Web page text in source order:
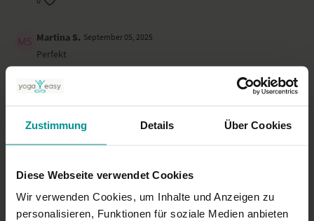
Zustimmung Details Über Cookies
Diese Webseite verwendet Cookies
Wir verwenden Cookies, um Inhalte und Anzeigen zu
personalisieren, Funktionen für soziale Medien anbieten
Martina S. September 05, 2025
Perfekt
gute Core - Übungen und prima Anleitung bzw. anatomische
Erklärungen zu den Muskeln. Vermisst habe ich die yogische
0
Mehr laden